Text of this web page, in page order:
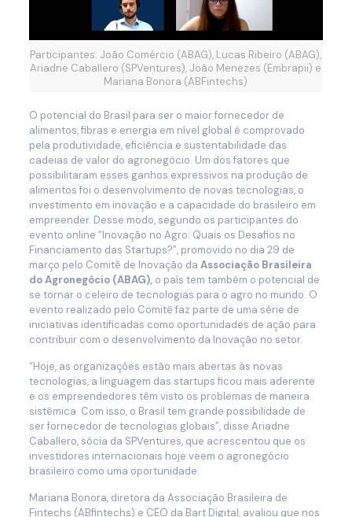
Participantes: João Comércio (ABAG), Lucas Ribeiro (ABAG),
Ariadne Caballero (SPVentures), João Menezes (Embrapii) e
Mariana Bonora (ABFintechs)
O potencial do Brasil para ser o maior fornecedor de
alimentos, fibras e energia em nível global é comprovado
pela produtividade, eficiência e sustentabilidade das
cadeias de valor do agronegócio. Um dos fatores que
possibilitaram esses ganhos expressivos na produção de
alimentos foi o desenvolvimento de novas tecnologias, o
investimento em inovação e a capacidade do brasileiro em
empreender. Desse modo, segundo os participantes do
evento online “Inovação no Agro: Quais os Desafios no
Financiamento das Startups?”, promovido no dia 29 de
março pelo Comitê de Inovação da Associação Brasileira
do Agronegócio (ABAG), o país tem também o potencial de
se tornar o celeiro de tecnologias para o agro no mundo. O
evento realizado pelo Comitê faz parte de uma série de
iniciativas identificadas como oportunidades de ação para
contribuir com o desenvolvimento da Inovação no setor.
“Hoje, as organizações estão mais abertas às novas
tecnologias, a linguagem das startups ficou mais aderente
e os empreendedores têm visto os problemas de maneira
sistêmica. Com isso, o Brasil tem grande possibilidade de
ser fornecedor de tecnologias globais”, disse Ariadne
Caballero, sócia da SPVentures, que acrescentou que os
investidores internacionais hoje veem o agronegócio
brasileiro como uma oportunidade.
Mariana Bonora, diretora da Associação Brasileira de
Fintechs (ABfintechs) e CEO da Bart Digital, avaliou que nos